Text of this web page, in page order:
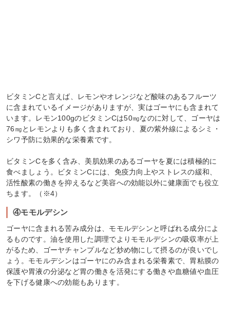
ビタミンCと言えば、レモンやオレンジなど酸味のあるフルーツ
に含まれているイメージがありますが、実はゴーヤにも含まれて
います。レモン100gのビタミンCは50㎎なのに対して、ゴーヤは
76㎎とレモンよりも多く含まれており、夏の紫外線によるシミ・
シワ予防に効果的な栄養素です。
ビタミンCを多く含み、美肌効果のあるゴーヤを夏には積極的に
食べましょう。ビタミンCには、免疫力向上やストレスの緩和、
活性酸素の働きを抑えるなど美容への効能以外に健康面でも役立
ちます。（※4）
④モモルデシン
ゴーヤに含まれる苦み成分は、モモルデシンと呼ばれる成分によ
るものです。油を使用した調理でよりモモルデシンの吸収率が上
がるため、ゴーヤチャンプルなど炒め物にして摂るのが良いでし
ょう。モモルデシンはゴーヤにのみ含まれる栄養素で、胃粘膜の
保護や胃液の分泌など胃の働きを活発にする働きや血糖値や血圧
を下げる健康への効能もあります。